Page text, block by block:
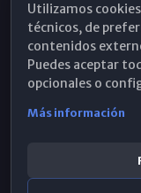
Utilizamos
técnicos, de
contenidos
Puedes aceptar
opcionales o
Más información